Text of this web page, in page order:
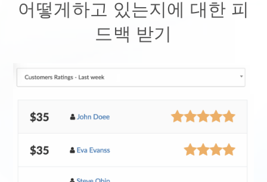
어떻게하고 있는지에 대한 피
드백 받기